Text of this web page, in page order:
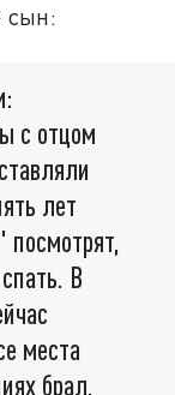
сын:
с отцом
лет
В
места
брал.